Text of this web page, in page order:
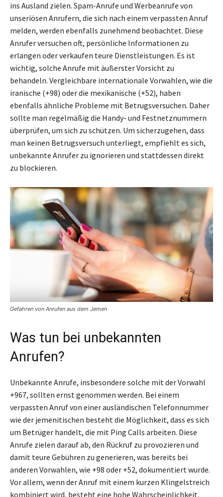
ins Ausland zielen. Spam-Anrufe und Werbeanrufe von
unseriösen Anrufern, die sich nach einem verpassten Anruf
melden, werden ebenfalls zunehmend beobachtet. Diese
Anrufer versuchen oft, persönliche Informationen zu
erlangen oder verkaufen teure Dienstleistungen. Es ist
wichtig, solche Anrufe mit äußerster Vorsicht zu
behandeln. Vergleichbare internationale Vorwahlen, wie die
iranische (+98) oder die mexikanische (+52), haben
ebenfalls ähnliche Probleme mit Betrugsversuchen. Daher
sollte man regelmäßig die Handy- und Festnetznummern
überprüfen, um sich zu schützen. Um sicherzugehen, dass
man keinen Betrugsversuch unterliegt, empfiehlt es sich,
unbekannte Anrufer zu ignorieren und stattdessen direkt
zu blockieren.
Gefahren von Anrufen aus dem Jemen
Was tun bei unbekannten
Anrufen?
Unbekannte Anrufe, insbesondere solche mit der Vorwahl
+967, sollten ernst genommen werden. Bei einem
verpassten Anruf von einer ausländischen Telefonnummer
wie der jemenitischen besteht die Möglichkeit, dass es sich
um Betrüger handelt, die mit Ping Calls arbeiten. Diese
Anrufe zielen darauf ab, den Rückruf zu provozieren und
damit teure Gebühren zu generieren, was bereits bei
anderen Vorwahlen, wie +98 oder +52, dokumentiert wurde.
Vor allem, wenn der Anruf mit einem kurzen Klingelstreich
kombiniert wird, besteht eine hohe Wahrscheinlichkeit,